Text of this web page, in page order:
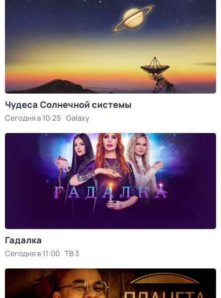
Чудеса Солнечной системы
Сегодня в 10:25 Galaxy
Гадалка
Сегодня в 11:00 ТВ 3